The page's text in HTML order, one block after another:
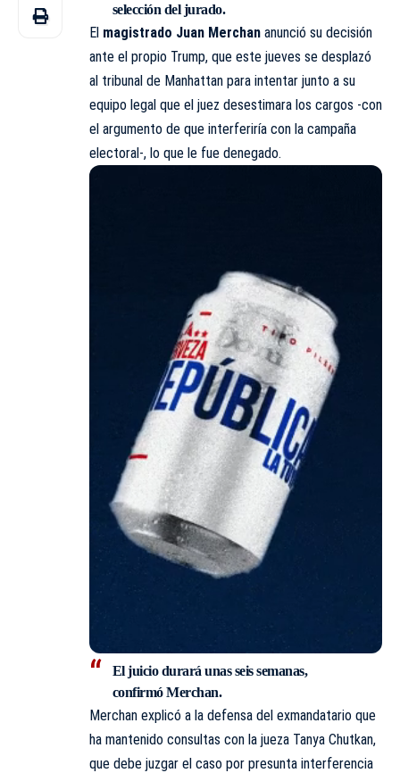
selección del jurado.
El magistrado Juan Merchan anunció su decisión
ante el propio Trump, que este jueves se desplazó
al tribunal de Manhattan para intentar junto a su
equipo legal que el juez desestimara los cargos -con
el argumento de que interferiría con la campaña
electoral-, lo que le fue denegado.
El juicio durará unas seis semanas,
confirmó Merchan.
Merchan explicó a la defensa del exmandatario que
ha mantenido consultas con la jueza Tanya Chutkan,
que debe juzgar el caso por presunta interferencia